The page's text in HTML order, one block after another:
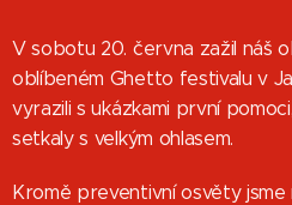
V sobotu 20. června zažil náš
oblíbeném Ghetto festivalu v
vyrazili s ukázkami první
setkaly s velkým ohlasem.
Kromě preventivní osvěty jsme